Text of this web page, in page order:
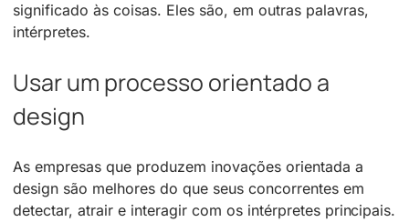
significado às coisas. Eles são, em outras palavras,
intérpretes.
Usar um processo orientado a
design
As empresas que produzem inovações orientada a
design são melhores do que seus concorrentes em
detectar, atrair e interagir com os intérpretes principais.